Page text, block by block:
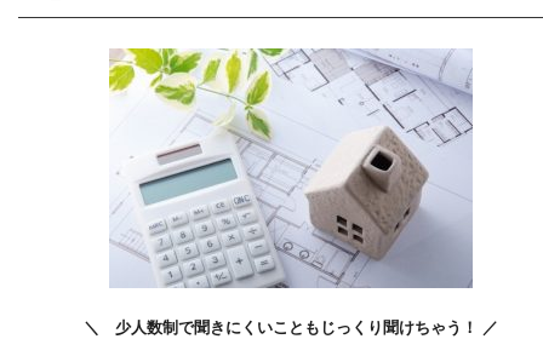
＼ 少人数制で聞きにくいこともじっくり聞けちゃう！ ／